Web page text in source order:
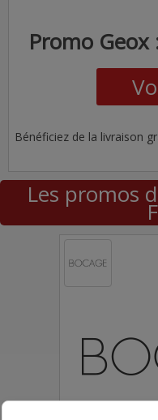
Promo
Bénéficiez de la livraison
Les promos